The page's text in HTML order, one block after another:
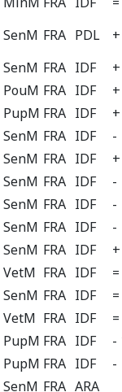
SenM FRA PDL
SenM FRA IDF
PouM FRA IDF
PupM FRA IDF
SenM FRA IDF
-
SenM FRA IDF
SenM FRA IDF
-
SenM FRA IDF
-
SenM FRA IDF
-
SenM FRA IDF
VetM FRA IDF
SenM FRA IDF
VetM FRA IDF
PupM FRA IDF
-
PupM FRA IDF
-
SenM FRA ARA